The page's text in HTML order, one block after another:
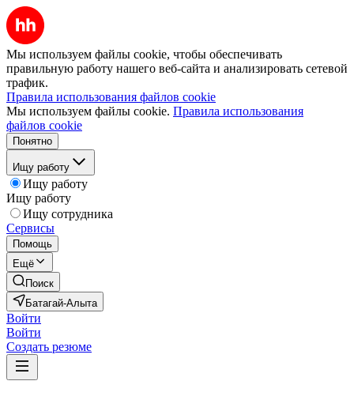
Мы используем файлы cookie, чтобы обеспечивать
правильную работу нашего веб-сайта и анализировать сетевой
трафик.
Правила использования файлов cookie
Мы используем файлы cookie. Правила использования
файлов cookie
Понятно
Ищу работу
Ищу работу
Ищу работу
Ищу сотрудника
Сервисы
Помощь
Ещё
Поиск
Батагай-Алыта
Войти
Войти
Создать резюме